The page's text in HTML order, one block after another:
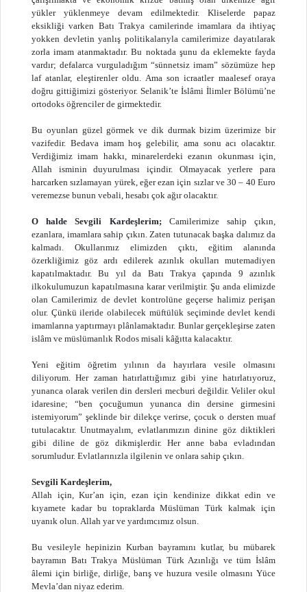
yükler yüklenmeye devam edilmektedir. Kliselerde papaz
eksikliği varken Batı Trakya camilerinde imamlara da ihtiyaç
yokken devletin yanlış politikalarıyla camilerimize dayatılarak
zorla imam atanmaktadır. Bu noktada şunu da eklemekte fayda
vardır; defalarca vurguladığım “sünnetsiz imam” sözümüze hep
laf atanlar, eleştirenler oldu. Ama son icraatler maalesef oraya
doğru gittiğimizi gösteriyor. Selanik’te İslâmi İlimler Bölümü’ne
ortodoks öğrenciler de girmektedir.
Bu oyunları güzel görmek ve dik durmak bizim üzerimize bir
vazifedir. Bedava imam hoş gelebilir, ama sonu acı olacaktır.
Verdiğimiz imam hakkı, minarelerdeki ezanın okunması için,
Allah isminin duyurulması içindir. Olmayacak yerlere para
harcarken sızlamayan yürek, eğer ezan için sızlar ve 30 – 40 Euro
veremezse bunun vebali, hesabı çok ağır olacaktır.
O halde Sevgili Kardeşlerim; Camilerimize sahip çıkın,
ezanlara, imamlara sahip çıkın. Zaten tutunacak başka dalımız da
kalmadı. Okullarımız elimizden çıktı, eğitim alanında
özerkliğimiz göz ardı edilerek azınlık okulları mutemadiyen
kapatılmaktadır. Bu yıl da Batı Trakya çapında 9 azınlık
ilkokulumuzun kapatılmasına karar verilmiştir. Şu anda elimizde
olan Camilerimiz de devlet kontrolüne geçerse halimiz perişan
olur. Çünkü ileride olabilecek müftülük seçiminde devlet kendi
imamlarına yaptırmayı plânlamaktadır. Bunlar gerçekleşirse zaten
islâm ve müslümanlık Rodos misali kâğıtta kalacaktır.
Yeni eğitim öğretim yılının da hayırlara vesile olmasını
diliyorum. Her zaman hatırlattığımız gibi yine hatırlatıyoruz,
yunanca olarak verilen din dersleri mecburi değildir. Veliler okul
idaresine; “ben çocuğumun yunanca din dersine girmesini
istemiyorum” şeklinde bir dilekçe verirse, çocuk o dersten muaf
tutulacaktır. Unutmayalım, evlatlarımızın dinine göz diktikleri
gibi diline de göz dikmişlerdir. Her anne baba evladından
sorumludur. Evlatlarınızla ilgilenin ve onlara sahip çıkın.
Sevgili Kardeşlerim,
Allah için, Kur’an için, ezan için kendinize dikkat edin ve
kıyamete kadar bu topraklarda Müslüman Türk kalmak için
uyanık olun. Allah yar ve yardımcımız olsun.
Bu vesileyle hepinizin Kurban bayramını kutlar, bu mübarek
bayramın Batı Trakya Müslüman Türk Azınlığı ve tüm İslâm
âlemi için birliğe, dirliğe, barış ve huzura vesile olmasını Yüce
Mevla’dan niyaz ederim.